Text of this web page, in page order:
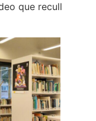
que recull